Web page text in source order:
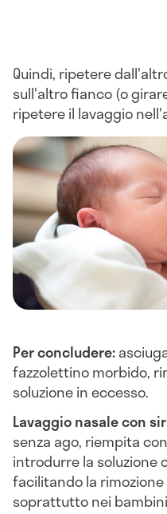
Quindi, ripetere
sull'altro fianco (o
ripetere il lavaggio
Per concludere:
fazzolettino morbido,
soluzione in eccesso.
Lavaggio nasale con
senza ago, riempita
introdurre la soluzione
facilitando la rimozione
soprattutto nei